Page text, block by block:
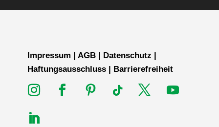
Impressum | AGB| Datenschutz |
Haftungsausschluss| Barrierefreiheit